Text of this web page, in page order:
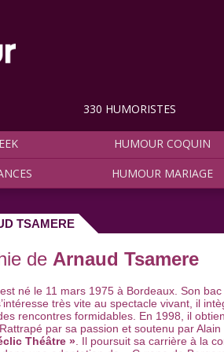
HUMOUR COQUIN
HUMOUR MARIAGE
330 HUMORISTES
TSAMERE
de Arnaud Tsamere
est né le 11 mars 1975 à Bordeaux. Son
très vite au spectacle vivant, il
rencontres formidables. En 1998, il
par sa passion et soutenu par Alain
Théâtre » . Il poursuit sa carrière à la